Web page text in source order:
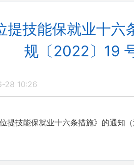
提技能保就业十六
规〔2022〕19
28 10:26
提技能保就业十六条措施》的通知